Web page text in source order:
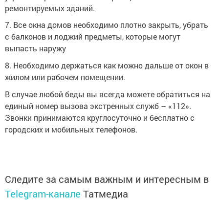
ремонтируемых зданий.
7. Все окна домов необходимо плотно закрыть, убрать
с балконов и лоджий предметы, которые могут
выпасть наружу
8. Необходимо держаться как можно дальше от окон в
жилом или рабочем помещении.
В случае любой беды вы всегда можете обратиться на
единый номер вызова экстренных служб – «112».
Звонки принимаются круглосуточно и бесплатно с
городских и мобильных телефонов.
Следите за самым важным и интересным в
Telegram-канале Татмедиа